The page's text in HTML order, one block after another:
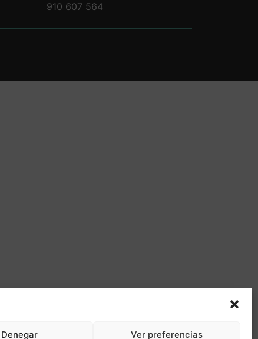
Denegar Ver preferencias
910 607 564